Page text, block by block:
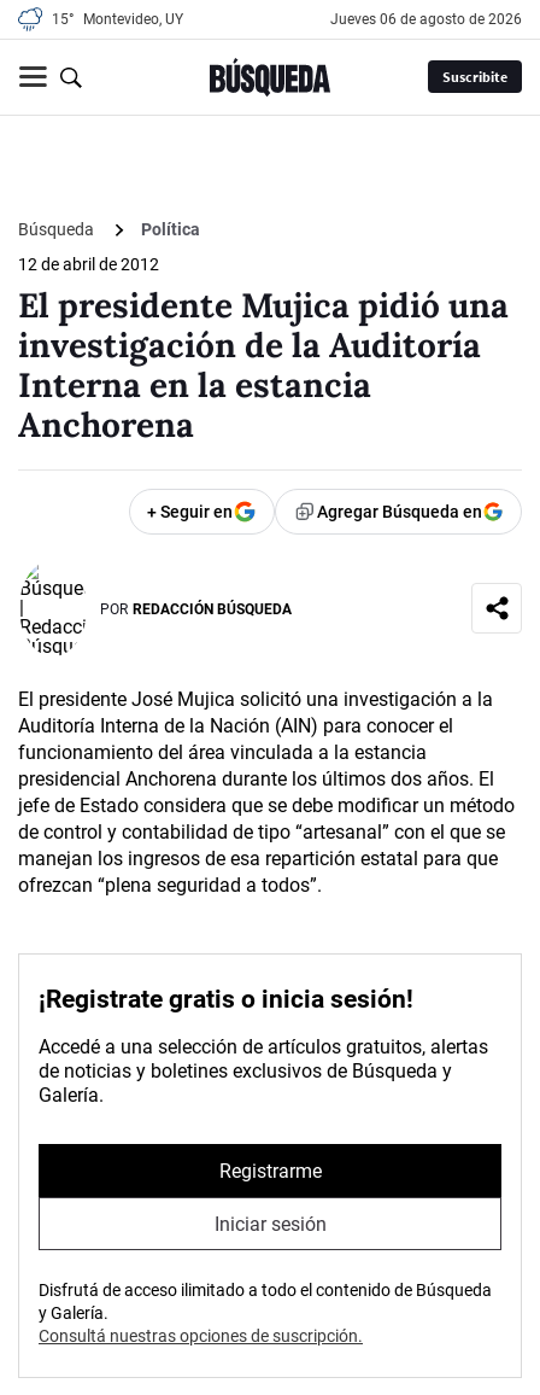
15° Montevideo, UY jueves 06 de agosto de 2026
Suscribite
Búsqueda
Política
12 de abril de 2012
El presidente Mujica pidió una
investigación de la Auditoría
Interna en la estancia
Anchorena
+ Seguir en Agregar Búsqueda en
POR REDACCIÓN BÚSQUEDA
El presidente José Mujica solicitó una investigación a la
Auditoría Interna de la Nación (AIN) para conocer el
funcionamiento del área vinculada a la estancia
presidencial Anchorena durante los últimos dos años. El
jefe de Estado considera que se debe modificar un método
de control y contabilidad de tipo “artesanal” con el que se
manejan los ingresos de esa repartición estatal para que
ofrezcan “plena seguridad a todos”.
¡Registrate gratis o inicia sesión!
Accedé a una selección de artículos gratuitos, alertas
de noticias y boletines exclusivos de Búsqueda y
Galería.
Registrarme
Iniciar sesión
Disfrutá de acceso ilimitado a todo el contenido de Búsqueda
y Galería.
Consultá nuestras opciones de suscripción.